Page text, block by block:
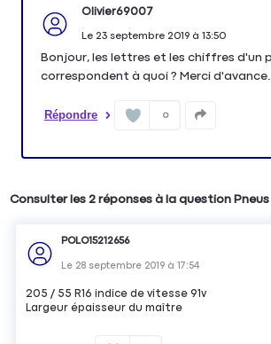
Olivier69007
Le 23 septembre 2019à 13:50
Bonjour, les lettres et les chiffres d'un
correspondent à quoi ? Merci d'avance.
Répondre 0
Consulter les 2 réponses à la question Pneus
POLO15212656
Le 28 septembre 2019 à17:54
205 / 55 R16 indice de vitesse 91v
Largeur épaisseur du maître